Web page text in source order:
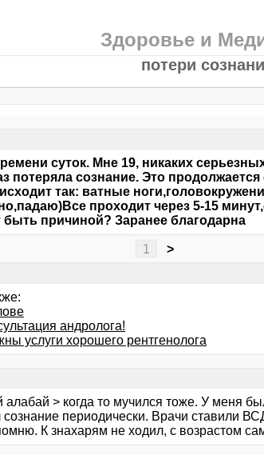
Здоровье и
потери
суток. Мне 19, никаких
потеряла сознание. Это
так: ватные
проходит через 5-15
быть причиной? Заранее благодарна
1 >
андролога!
услуги хорошего рентгенолога
алабай > когда то мучился тоже. У меня
сознание периодически. Врачи ставили
К знахарям не ходил, с возрастом